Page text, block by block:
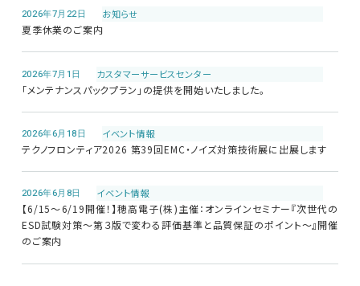
2026年7月22日 お知らせ
夏季休業のご案内
2026年7月1日 カスタマーサービスセンター
「メンテナンスパックプラン」の提供を開始いたしました。
2026年6月18日 イベント情報
テクノフロンティア2026 第39回EMC・ノイズ対策技術展に出展します
2026年6月8日 イベント情報
【6/15～6/19開催！】穂高電子(株)主催：オンラインセミナー『次世代の
ESD試験対策～第３版で変わる評価基準と品質保証のポイント～』開催
のご案内